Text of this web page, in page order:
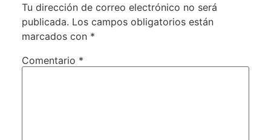
Tu dirección de correo electrónico no será
publicada. Los campos obligatorios están
marcados con *
Comentario *